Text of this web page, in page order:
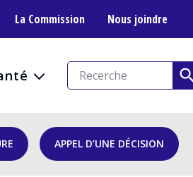
La Commission Nous joindre
APPEL D’UNE DÉCISION